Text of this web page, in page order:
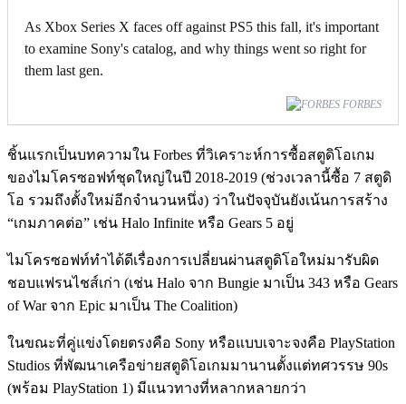
As Xbox Series X faces off against PS5 this fall, it's important
to examine Sony's catalog, and why things went so right for
them last gen.
FORBES
ชิ้นแรกเป็นบทความใน Forbes ที่วิเคราะห์การซื้อสตูดิโอเกม
ของไมโครซอฟท์ชุดใหญ่ในปี 2018-2019 (ช่วงเวลานี้ซื้อ 7 สตูดิ
โอ รวมถึงตั้งใหม่อีกจำนวนหนึ่ง) ว่าในปัจจุบันยังเน้นการสร้าง
“เกมภาคต่อ” เช่น Halo Infinite หรือ Gears 5 อยู่
ไมโครซอฟท์ทำได้ดีเรื่องการเปลี่ยนผ่านสตูดิโอใหม่มารับผิด
ชอบแฟรนไชส์เก่า (เช่น Halo จาก Bungie มาเป็น 343 หรือ Gears
of War จาก Epic มาเป็น The Coalition)
ในขณะที่คู่แข่งโดยตรงคือ Sony หรือแบบเจาะจงคือ PlayStation
Studios ที่พัฒนาเครือข่ายสตูดิโอเกมมานานตั้งแต่ทศวรรษ 90s
(พร้อม PlayStation 1) มีแนวทางที่หลากหลายกว่า